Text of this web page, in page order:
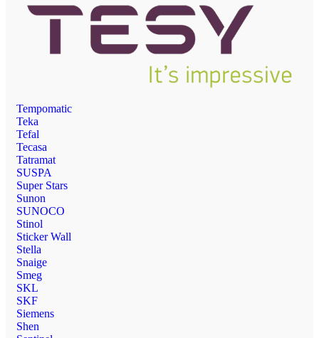
Tempomatic
Teka
Tefal
Tecasa
Tatramat
SUSPA
Super Stars
Sunon
SUNOCO
Stinol
Sticker Wall
Stella
Snaige
Smeg
SKL
SKF
Siemens
Shen